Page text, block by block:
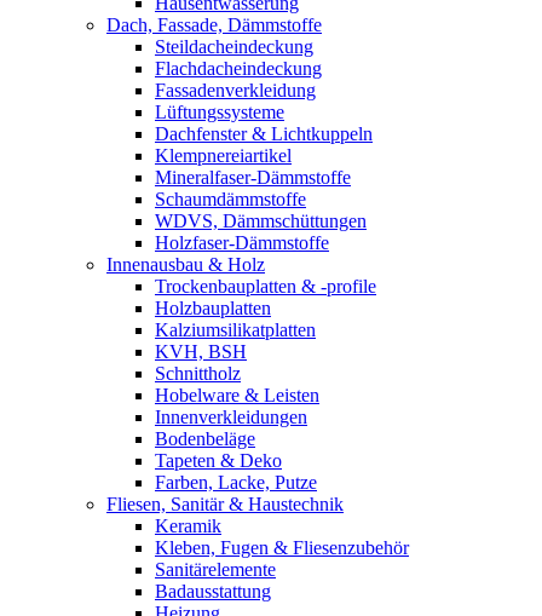
Dach, Fassade, Dämmstoffe
Steildacheindeckung
Flachdacheindeckung
Fassadenverkleidung
Lüftungssysteme
Dachfenster & Lichtkuppeln
Klempnereiartikel
Mineralfaser-Dämmstoffe
Schaumdämmstoffe
WDVS, Dämmschüttungen
Holzfaser-Dämmstoffe
Innenausbau & Holz
Trockenbauplatten & -profile
Holzbauplatten
Kalziumsilikatplatten
KVH, BSH
Schnittholz
Hobelware & Leisten
Innenverkleidungen
Bodenbeläge
Tapeten & Deko
Farben, Lacke, Putze
Fliesen, Sanitär & Haustechnik
Keramik
Kleben, Fugen & Fliesenzubehör
Sanitärelemente
Badausstattung